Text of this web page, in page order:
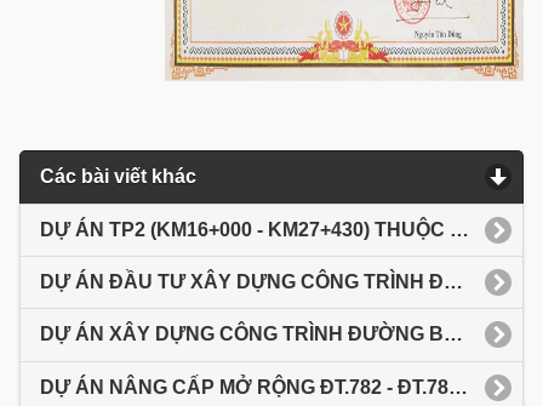
Các bài viết khác
DỰ ÁN TP2 (KM16+000 - KM27+430) THUỘC DỰ ÁN XÂY DỰNG CÔNG TRÌNH ĐƯỜNG BỘ CAO TỐC CAO LÃNH - AN HỮU , GĐ1
DỰ ÁN ĐẦU TƯ XÂY DỰNG CÔNG TRÌNH ĐƯỜNG CAO TỐC MỸ AN - CAO LÃNH GĐ1
DỰ ÁN XÂY DỰNG CÔNG TRÌNH ĐƯỜNG BỘ CAO TỐC CAO LÃNH - AN HỮU GĐ1 - DATP1
DỰ ÁN NÂNG CẤP MỞ RỘNG ĐT.782 - ĐT.784 (TỪ NGÃ BA TUYẾN TRÁNH QL22 ĐẾN NGÃ TƯ TÂN BÌNH)